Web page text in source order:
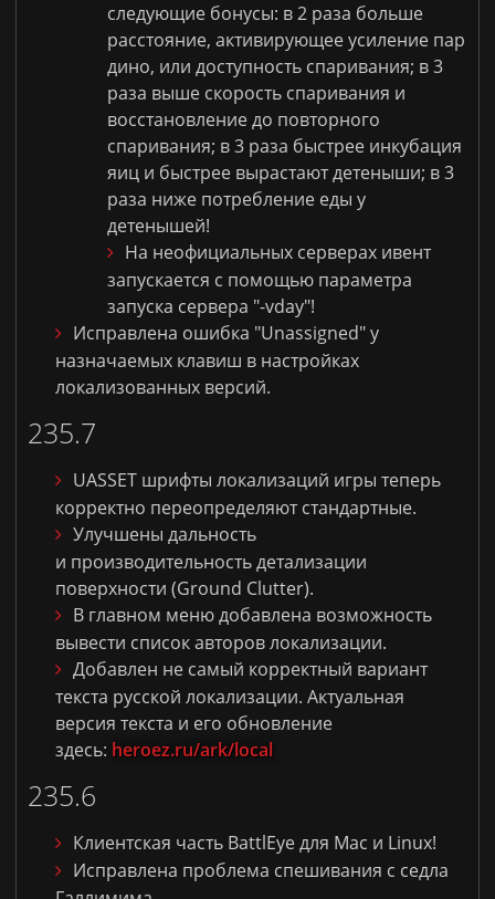
следующие бонусы: в 2 раза больше
расстояние, активирующее усиление пар
дино, или доступность спаривания; в 3
раза выше скорость спаривания и
восстановление до повторного
спаривания; в 3 раза быстрее инкубация
яиц и быстрее вырастают детеныши; в 3
раза ниже потребление еды у
детенышей!
На неофициальных серверах ивент
запускается с помощью параметра
запуска сервера "-vday"!
Исправлена ошибка "Unassigned"у
назначаемых клавиш в настройках
локализованных версий.
235.7
UASSET шрифты локализаций игры теперь
корректно переопределяют стандартные.
Улучшены дальность
и производительность детализации
поверхности (Ground Clutter).
В главном меню добавлена возможность
вывести список авторов локализации.
Добавлен не самый корректный вариант
текста русской локализации. Актуальная
версия текста и его обновление
здесь: heroez.ru/ark/local
235.6
Клиентская часть BattlEyeдля Mac и Linux!
Исправлена проблема спешивания с седла